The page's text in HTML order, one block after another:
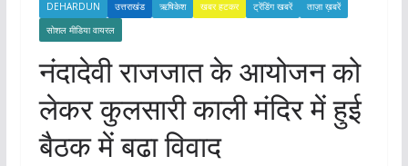
DEHARDUN उत्तराखंड ऋषिकेश खबर हटकर ट्रेंडिंग खबरें
ताज़ा ख़बरें
सोशल मीडिया वायरल
नंदादेवी राजजात के आयोजन को
लेकर कुलसारी काली मंदिर में हुई
बैठक में बढा विवाद